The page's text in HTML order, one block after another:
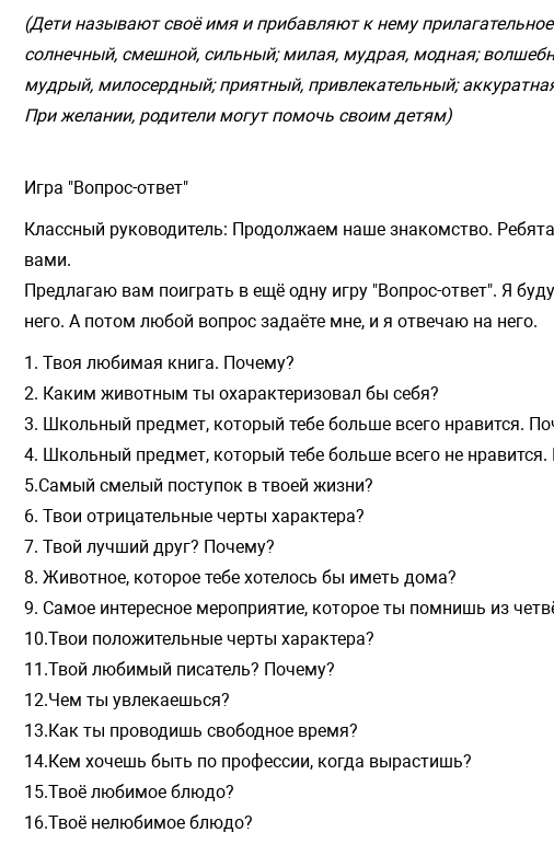
(Дети называют своё имя и прибавляют к нему
солнечный, смешной, сильный; милая, мудрая, модная;
мудрый, милосердный; приятный, привлекательный;
При желании, родители могут помочь своим детям)
Игра "Вопрос-ответ"
Классный руководитель: Продолжаем наше знакомство.
вами.
Предлагаю вам поиграть в ещё одну игру "Вопрос-ответ". Я
него. А потом любой вопрос задаёте мне, и я отвечаю на него.
1. Твоя любимая книга. Почему?
2. Каким животным ты охарактеризовал бы себя?
3. Школьный предмет, который тебе больше всего нравится.
4. Школьный предмет, который тебе больше всего не нравится.
5.Самый смелый поступок в твоей жизни?
6. Твои отрицательные черты характера?
7. Твой лучший друг? Почему?
8. Животное, которое тебе хотелось бы иметь дома?
9. Самое интересное мероприятие, которое ты помнишь из
10.Твои положительные черты характера?
11.Твой любимый писатель? Почему?
12.Чем ты увлекаешься?
13.Как ты проводишь свободное время?
14.Кем хочешь быть по профессии, когда вырастишь?
15.Твоё любимое блюдо?
16.Твоё нелюбимое блюдо?